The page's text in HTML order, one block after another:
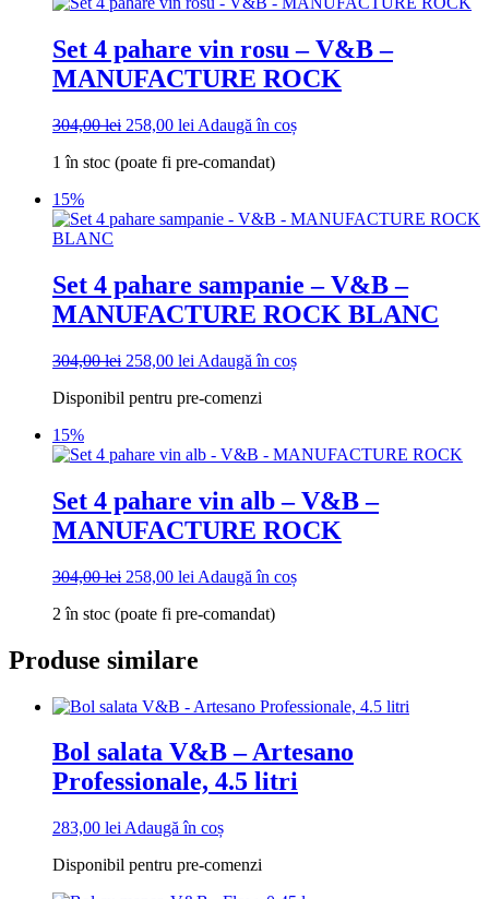
Set 4 pahare vin rosu – V&B –
MANUFACTURE ROCK
304,00lei Prețul
a
258,00 lei Prețul
este:
Adaugă în coș
1 în stoc (poate fi pre-comandat)
15%
Set 4 pahare sampanie – V&B –
MANUFACTURE ROCK BLANC
304,00lei Prețul
a
258,00 lei Prețul
este:
Adaugă în coș
Disponibil pentru pre-comenzi
15%
Set 4 pahare vin alb – V&B –
MANUFACTURE ROCK
304,00lei Prețul
a
304,00 lei.
258,00 lei Prețul
este:
Adaugă în coș
2 în stoc (poate fi pre-comandat)
Produse similare
Bol salata V&B – Artesano
Professionale, 4.5 litri
283,00 lei Adaugă în coș
Disponibil pentru pre-comenzi